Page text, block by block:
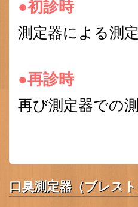
●初診時
測定器による測
●再診時
再び測定器での
口臭測定器（ブレスト